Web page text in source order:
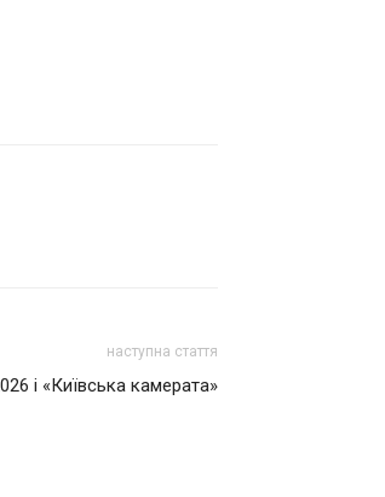
наступна стаття
і «Київська камерата»